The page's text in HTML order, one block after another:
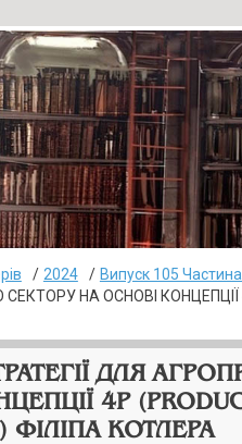
2024 Випуск 105
НА ОСНОВІ КОНЦЕПЦІЇ 4P
ДЛЯ
4P
ФІЛІПА КОТЛЕРА